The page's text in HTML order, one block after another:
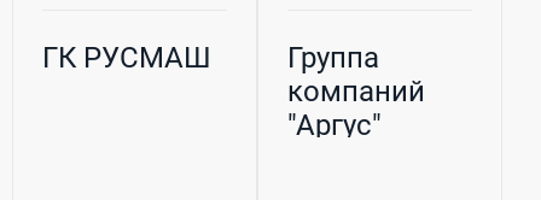
ГК РУСМАШ
Группа
компаний
"Аргус"